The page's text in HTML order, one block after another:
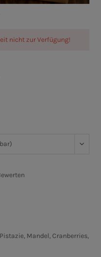
nicht zur Verfügung!
Mandel, Cranberries,